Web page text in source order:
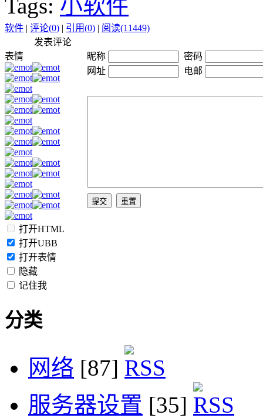
Tags: 小软件
软件 | 评论(0) | 引用(0) | 阅读(11449)
发表评论
表情
打开HTML
打开UBB
打开表情
隐藏
记住我
昵称
密码
网址
电邮
分类
网络 [87]
服务器设置 [35]